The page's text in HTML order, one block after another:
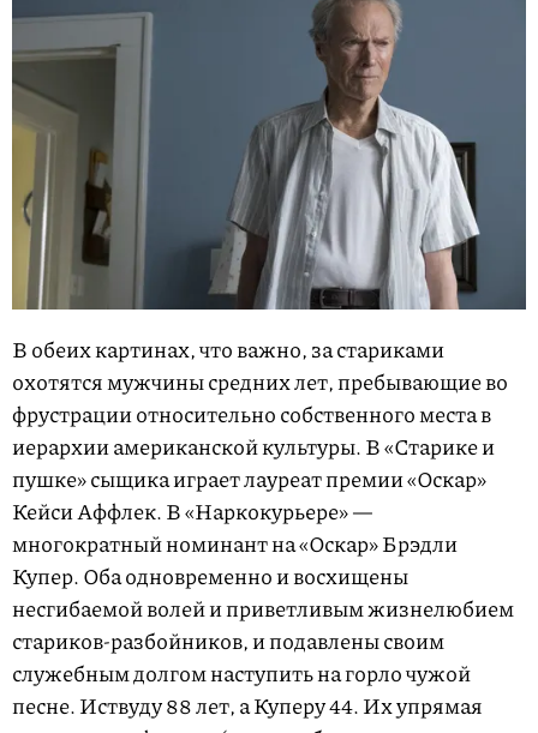
В обеих картинах, что важно, за стариками
охотятся мужчины средних лет, пребывающие во
фрустрации относительно собственного места в
иерархии американской культуры. В «Старике и
пушке» сыщика играет лауреат премии «Оскар»
Кейси Аффлек. В «Наркокурьере» —
многократный номинант на «Оскар» Брэдли
Купер. Оба одновременно и восхищены
несгибаемой волей и приветливым жизнелюбием
стариков-разбойников, и подавлены своим
служебным долгом наступить на горло чужой
песне. Иствуду 88 лет, а Куперу 44. Их упрямая